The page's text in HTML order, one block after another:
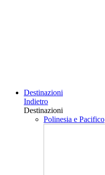
Destinazioni
Indietro
Destinazioni
Polinesia e Pacifico